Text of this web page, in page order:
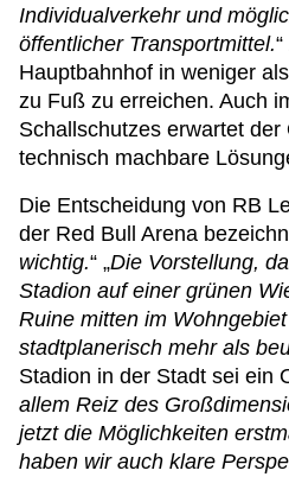
Individualverkehr und
öffentlicher Transportmittel.
Hauptbahnhof in weniger
zu Fuß zu erreichen. Auch
Schallschutzes erwartet
technisch machbare
Die Entscheidung von RB
der Red Bull Arena
wichtig.“ „Die Vorstellung,
Stadion auf einer grünen
Ruine mitten im
stadtplanerisch mehr als
Stadion in der Stadt sei ein
allem Reiz des
jetzt die Möglichkeiten
haben wir auch klare